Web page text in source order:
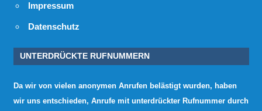
Impressum
Datenschutz
UNTERDRÜCKTE RUFNUMMERN
Da wir von vielen anonymen Anrufen belästigt wurden, haben
wir uns entschieden, Anrufe mit unterdrückter Rufnummer durch